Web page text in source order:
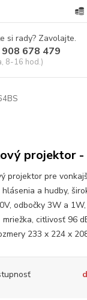
si rady? Zavolajte.
678 479
8-16 hod.)
projektor
projektor pre
a hudby,
odbočky 3W a
mriežka, citlivosť 96
233 x 224 x